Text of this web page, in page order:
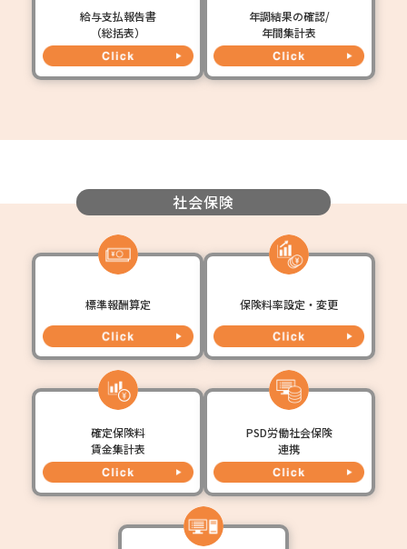
給与支払報告書
（総括表）
年調結果の確認/
年間集計表
社会保険
標準報酬算定 保険料率設定・変更
確定保険料
賃金集計表
PSD労働社会保険
連携